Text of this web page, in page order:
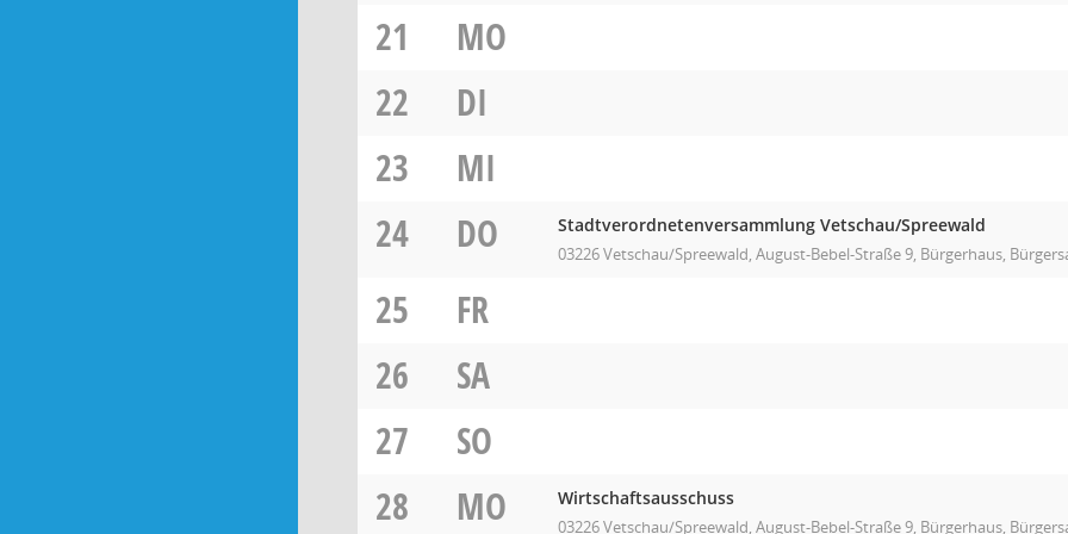
21
MO
22
DI
23
MI
24
DO Stadtverordnetenversammlung Vetschau/Spreewald
03226 Vetschau/Spreewald, August-Bebel-Straße 9, Bürgerhaus,
25
FR
26
SA
27
SO
28
MO Wirtschaftsausschuss
03226 Vetschau/Spreewald, August-Bebel-Straße 9, Bürgerhaus,